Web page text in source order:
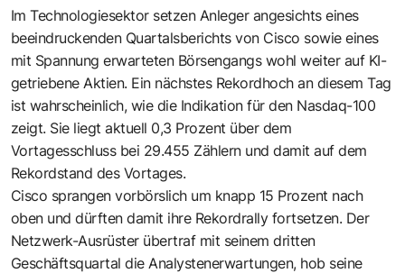
Im Technologiesektor setzen Anleger angesichts eines
beeindruckenden Quartalsberichts von Cisco sowie eines
mit Spannung erwarteten Börsengangs wohl weiter auf KI-
getriebene Aktien. Ein nächstes Rekordhoch an diesem Tag
ist wahrscheinlich, wie die Indikation für den Nasdaq-100
zeigt. Sie liegt aktuell 0,3 Prozent über dem
Vortagesschluss bei 29.455 Zählern und damit auf dem
Rekordstand des Vortages.
Cisco sprangen vorbörslich um knapp 15 Prozent nach
oben und dürften damit ihre Rekordrally fortsetzen. Der
Netzwerk-Ausrüster übertraf mit seinem dritten
Geschäftsquartal die Analystenerwartungen, hob seine